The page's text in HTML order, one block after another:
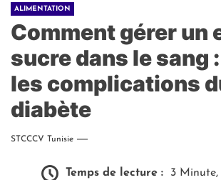
ALIMENTATION
Comment gérer un
sucre dans le sang
les complications
diabète
STCCCV Tunisie
Temps de lecture : 3 Minute,